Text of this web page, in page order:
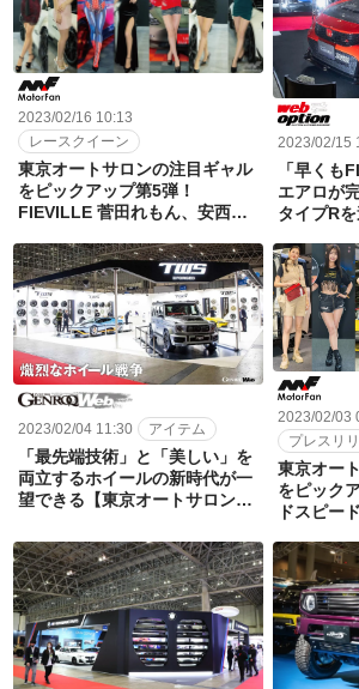
2023/02/16 10:13
レースクイーン
東京オートサロンの注目ギャル
をピックアップ第5弾！
FIEVILLE 菅田れもん、安西茉
子。テスラ 西井綾音、赤瀬ちか
【東京オートサロン2023】
2023/02/15
「早くも
エアロが
タイプR
2023/02/04 11:30 アイテム
「最先端技術」と「美しい」を
両立するホイールの新時代が一
望できる【東京オートサロン
2023/02/03
プレスリ
東京オー
をピック
ドスピー
動車 太田
めぐ、昌
オートサ